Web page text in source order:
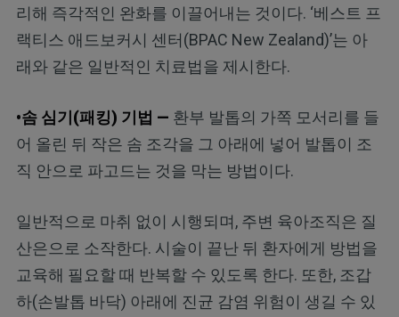
리해 즉각적인 완화를 이끌어내는 것이다. ‘베스트 프
랙티스 애드보커시 센터(BPAC New Zealand)’는 아
래와 같은 일반적인 치료법을 제시한다.
•솜 심기(패킹) 기법 — 환부 발톱의 가쪽 모서리를 들
어 올린 뒤 작은 솜 조각을 그 아래에 넣어 발톱이 조
직 안으로 파고드는 것을 막는 방법이다.
일반적으로 마취 없이 시행되며, 주변 육아조직은 질
산은으로 소작한다. 시술이 끝난 뒤 환자에게 방법을
교육해 필요할 때 반복할 수 있도록 한다. 또한, 조갑
하(손발톱 바닥) 아래에 진균 감염 위험이 생길 수 있